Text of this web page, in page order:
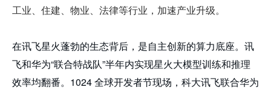
工业、住建、物业、法律等行业，加速产业升级。
在讯飞星火蓬勃的生态背后，是自主创新的算力底座。讯
飞和华为“联合特战队”半年内实现星火大模型训练和推理
效率均翻番。1024 全球开发者节现场，科大讯飞联合华为